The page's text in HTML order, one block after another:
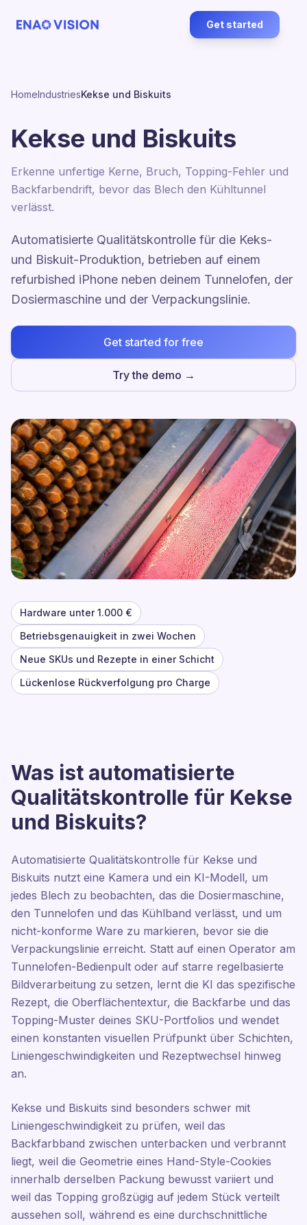
Get started
HomeIndustriesKekse und Biskuits
Kekse und Biskuits
Erkenne unfertige Kerne, Bruch, Topping-Fehler und
Backfarbendrift, bevor das Blech den Kühltunnel
verlässt.
Automatisierte Qualitätskontrolle für die Keks-
und Biskuit-Produktion, betrieben auf einem
refurbished iPhone neben deinem Tunnelofen, der
Dosiermaschine und der Verpackungslinie.
Get started for free
Try the demo →
Hardware unter 1.000 €
Betriebsgenauigkeit in zwei Wochen
Neue SKUs und Rezepte in einer Schicht
Lückenlose Rückverfolgung pro Charge
Was ist automatisierte
Qualitätskontrolle für Kekse
und Biskuits?
Automatisierte Qualitätskontrolle für Kekse und
Biskuits nutzt eine Kamera und ein KI-Modell, um
jedes Blech zu beobachten, das die Dosiermaschine,
den Tunnelofen und das Kühlband verlässt, und um
nicht-konforme Ware zu markieren, bevor sie die
Verpackungslinie erreicht. Statt auf einen Operator am
Tunnelofen-Bedienpult oder auf starre regelbasierte
Bildverarbeitung zu setzen, lernt die KI das spezifische
Rezept, die Oberflächentextur, die Backfarbe und das
Topping-Muster deines SKU-Portfolios und wendet
einen konstanten visuellen Prüfpunkt über Schichten,
Liniengeschwindigkeiten und Rezeptwechsel hinweg
an.
Kekse und Biskuits sind besonders schwer mit
Liniengeschwindigkeit zu prüfen, weil das
Backfarbband zwischen unterbacken und verbrannt
liegt, weil die Geometrie eines Hand-Style-Cookies
innerhalb derselben Packung bewusst variiert und
weil das Topping großzügig auf jedem Stück verteilt
aussehen soll, während es eine durchschnittliche